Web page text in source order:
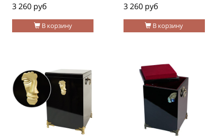
В корзину
3 260 руб
В корзину
3 260 руб